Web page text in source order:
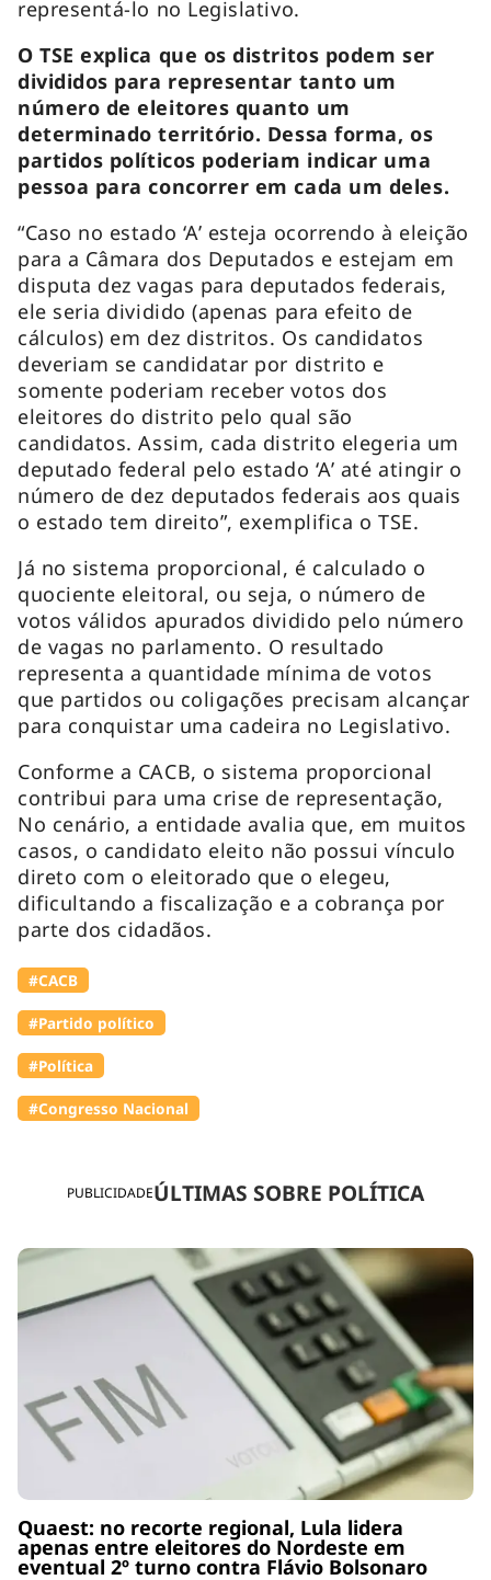
PUBLICIDADEÚLTIMAS SOBRE POLÍTICA
Quaest: no recorte regional, Lula lidera
apenas entre eleitores do Nordeste em
eventual 2º turno contra Flávio Bolsonaro
representá-lo no Legislativo.
O TSE explica que os distritos podem ser
divididos para representar tanto um
número de eleitores quanto um
determinado território. Dessa forma, os
partidos políticos poderiam indicar uma
pessoa para concorrer em cada um deles.
“Caso no estado ‘A’ esteja ocorrendo à eleição
para a Câmara dos Deputados e estejam em
disputa dez vagas para deputados federais,
ele seria dividido (apenas para efeito de
cálculos) em dez distritos. Os candidatos
deveriam se candidatar por distrito e
somente poderiam receber votos dos
eleitores do distrito pelo qual são
candidatos. Assim, cada distrito elegeria um
deputado federal pelo estado ‘A’ até atingir o
número de dez deputados federais aos quais
o estado tem direito”, exemplifica o TSE.
Já no sistema proporcional, é calculado o
quociente eleitoral, ou seja, o número de
votos válidos apurados dividido pelo número
de vagas no parlamento. O resultado
representa a quantidade mínima de votos
que partidos ou coligações precisam alcançar
para conquistar uma cadeira no Legislativo.
Conforme a CACB, o sistema proporcional
contribui para uma crise de representação,
No cenário, a entidade avalia que, em muitos
casos, o candidato eleito não possui vínculo
direto com o eleitorado que o elegeu,
dificultando a fiscalização e a cobrança por
parte dos cidadãos.
#⁠CACB
#Partido político
#Política
#Congresso Nacional